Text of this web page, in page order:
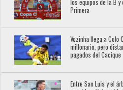
los equipos de la B y
Primera
Vozinha llega a Colo
millonario, pero
pagados del Cacique
Entre San Luis y el